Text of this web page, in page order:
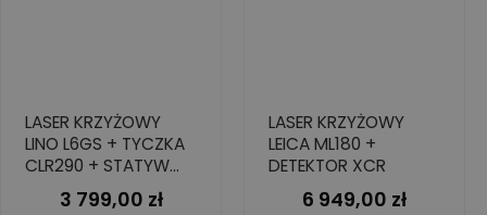
LASER KRZYŻOWY
LINO L6GS + TYCZKA
CLR290 + STATYW
TRI105Cena
3 799,00 zł
LASER KRZYŻOWY
LEICA ML180 +
DETEKTOR XCR
Cena
6 949,00 zł